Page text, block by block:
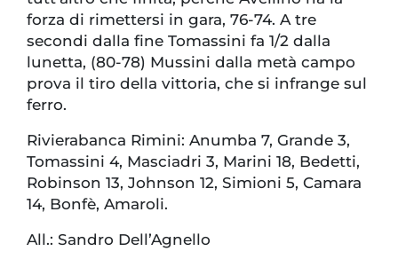
forza di rimettersi in gara, 76-74. A tre
secondi dalla fine Tomassini fa 1/2 dalla
lunetta, (80-78) Mussini dalla metà campo
prova il tiro della vittoria, che si infrange sul
ferro.
Rivierabanca Rimini: Anumba 7, Grande 3,
Tomassini 4, Masciadri 3, Marini 18, Bedetti,
Robinson 13, Johnson 12, Simioni 5, Camara
14, Bonfè, Amaroli.
All.: Sandro Dell’Agnello